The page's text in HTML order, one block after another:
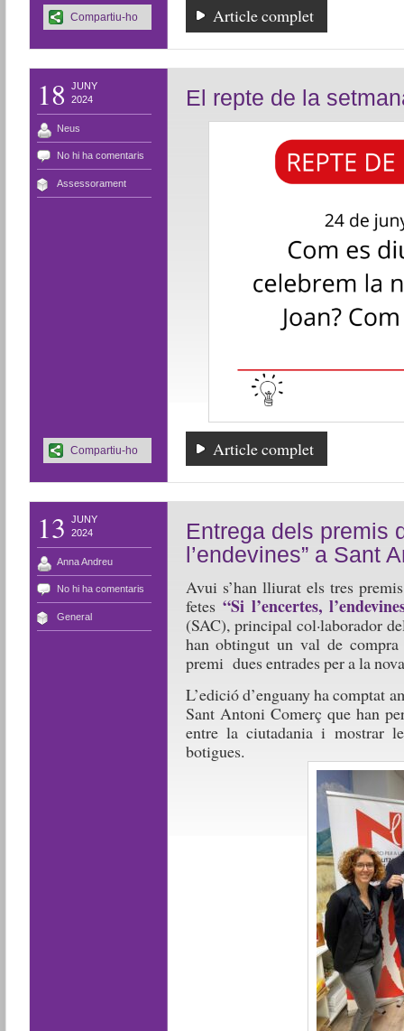
Article complet
Compartiu-ho
18
JUNY
2024
Neus
No hi ha comentaris
Assessorament
El repte de la
Article complet
Compartiu-ho
13
JUNY
2024
Anna Andreu
No hi ha comentaris
General
Entrega dels premis
l’endevines” a Sant
Avui s’han lliurat els tres
fetes “Si l’encertes,
(SAC), principal col·laborador
han obtingut un val de
premi dues entrades per a la
L’edició d’enguany ha comptat
Sant Antoni Comerç que han
entre la ciutadania i mostrar
botigues.